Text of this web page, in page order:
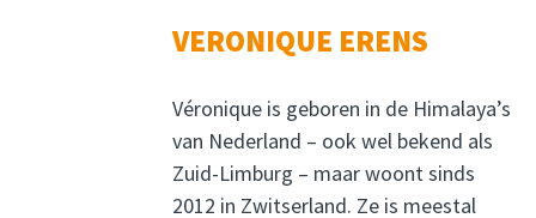
VERONIQUE ERENS
Véronique is geboren in de Himalaya’s
van Nederland – ook wel bekend als
Zuid-Limburg – maar woont sinds
2012 in Zwitserland. Ze is meestal